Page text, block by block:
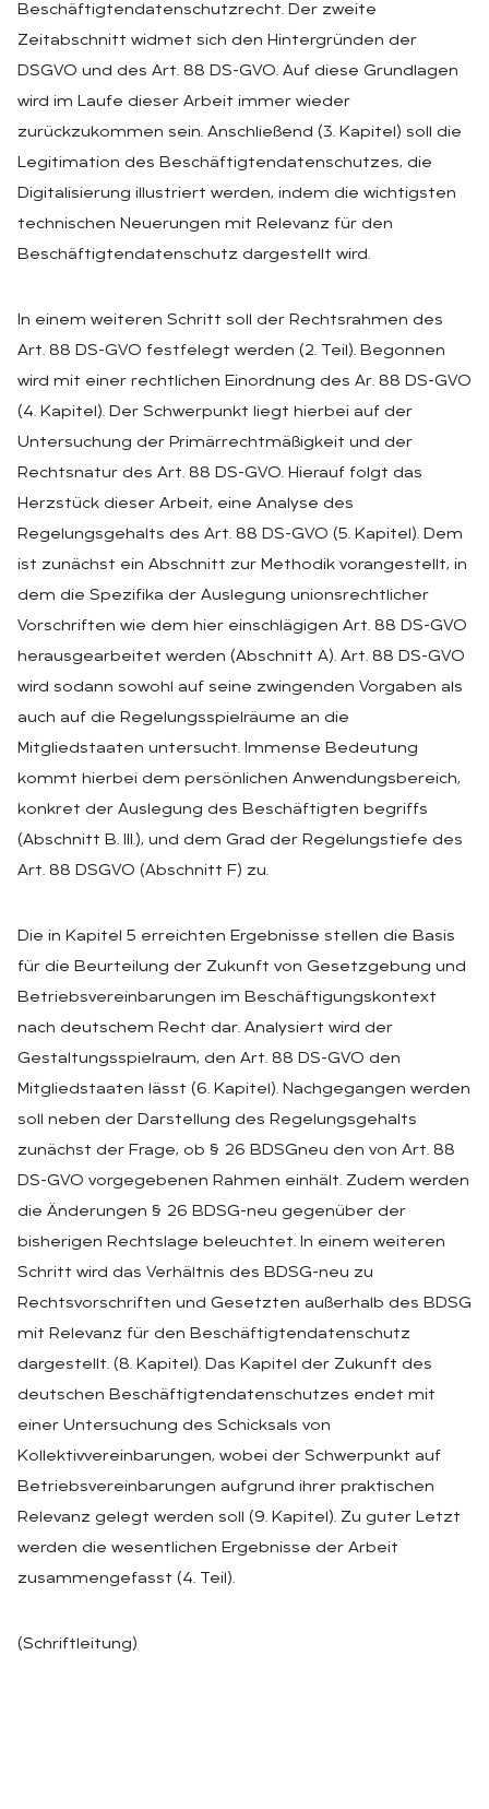
Beschäftigtendatenschutzrecht. Der zweite
Zeitabschnitt widmet sich den Hintergründen der
DSGVO und des Art. 88 DS-GVO. Auf diese Grundlagen
wird im Laufe dieser Arbeit immer wieder
zurückzukommen sein. Anschließend (3. Kapitel) soll die
Legitimation des Beschäftigtendatenschutzes, die
Digitalisierung illustriert werden, indem die wichtigsten
technischen Neuerungen mit Relevanz für den
Beschäftigtendatenschutz dargestellt wird.
In einem weiteren Schritt soll der Rechtsrahmen des
Art. 88 DS-GVO festfelegt werden (2. Teil). Begonnen
wird mit einer rechtlichen Einordnung des Ar. 88 DS-GVO
(4. Kapitel). Der Schwerpunkt liegt hierbei auf der
Untersuchung der Primärrechtmäßigkeit und der
Rechtsnatur des Art. 88 DS-GVO. Hierauf folgt das
Herzstück dieser Arbeit, eine Analyse des
Regelungsgehalts des Art. 88 DS-GVO (5. Kapitel). Dem
ist zunächst ein Abschnitt zur Methodik vorangestellt, in
dem die Spezifika der Auslegung unionsrechtlicher
Vorschriften wie dem hier einschlägigen Art. 88 DS-GVO
herausgearbeitet werden (Abschnitt A). Art. 88 DS-GVO
wird sodann sowohl auf seine zwingenden Vorgaben als
auch auf die Regelungsspielräume an die
Mitgliedstaaten untersucht. Immense Bedeutung
kommt hierbei dem persönlichen Anwendungsbereich,
konkret der Auslegung des Beschäftigten begriffs
(Abschnitt B. III.), und dem Grad der Regelungstiefe des
Art. 88 DSGVO (Abschnitt F) zu.
Die in Kapitel 5 erreichten Ergebnisse stellen die Basis
für die Beurteilung der Zukunft von Gesetzgebung und
Betriebsvereinbarungen im Beschäftigungskontext
nach deutschem Recht dar. Analysiert wird der
Gestaltungsspielraum, den Art. 88 DS-GVO den
Mitgliedstaaten lässt (6. Kapitel). Nachgegangen werden
soll neben der Darstellung des Regelungsgehalts
zunächst der Frage, ob § 26 BDSGneu den von Art. 88
DS-GVO vorgegebenen Rahmen einhält. Zudem werden
die Änderungen § 26 BDSG-neu gegenüber der
bisherigen Rechtslage beleuchtet. In einem weiteren
Schritt wird das Verhältnis des BDSG-neu zu
Rechtsvorschriften und Gesetzten außerhalb des BDSG
mit Relevanz für den Beschäftigtendatenschutz
dargestellt. (8. Kapitel). Das Kapitel der Zukunft des
deutschen Beschäftigtendatenschutzes endet mit
einer Untersuchung des Schicksals von
Kollektivvereinbarungen, wobei der Schwerpunkt auf
Betriebsvereinbarungen aufgrund ihrer praktischen
Relevanz gelegt werden soll (9. Kapitel). Zu guter Letzt
werden die wesentlichen Ergebnisse der Arbeit
zusammengefasst (4. Teil).
(Schriftleitung)